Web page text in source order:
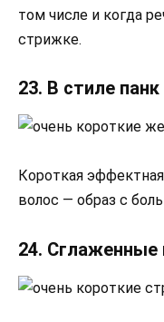
том числе и когда
стрижке.
23. В стиле панк
Короткая
волос — образ с
24. Сглаженные